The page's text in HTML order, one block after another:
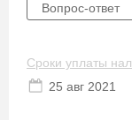
Вопрос-ответ
Сроки уплаты
25 авг 2021